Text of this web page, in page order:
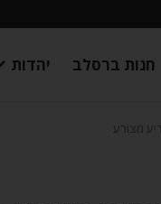
חנות ברסלב יהדות
מצורע